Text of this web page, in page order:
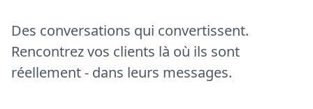
Des conversations qui convertissent.
Rencontrez vos clients là où ils sont
réellement - dans leurs messages.